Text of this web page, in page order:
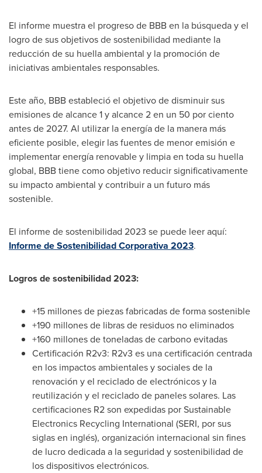
El informe muestra el progreso de BBB en la búsqueda y el
logro de sus objetivos de sostenibilidad mediante la
reducción de su huella ambiental y la promoción de
iniciativas ambientales responsables.
Este año, BBB estableció el objetivo de disminuir sus
emisiones de alcance 1 y alcance 2 en un 50 por ciento
antes de 2027. Al utilizar la energía de la manera más
eficiente posible, elegir las fuentes de menor emisión e
implementar energía renovable y limpia en toda su huella
global, BBB tiene como objetivo reducir significativamente
su impacto ambiental y contribuir a un futuro más
sostenible.
El informe de sostenibilidad 2023 se puede leer aquí:
Informe de Sostenibilidad Corporativa 2023.
Logros de sostenibilidad 2023:
+15 millones de piezas fabricadas de forma sostenible
+190 millones de libras de residuos no eliminados
+160 millones de toneladas de carbono evitadas
Certificación R2v3: R2v3 es una certificación centrada
en los impactos ambientales y sociales de la
renovación y el reciclado de electrónicos y la
reutilización y el reciclado de paneles solares. Las
certificaciones R2 son expedidas por Sustainable
Electronics Recycling International (SERI, por sus
siglas en inglés), organización internacional sin fines
de lucro dedicada a la seguridad y sostenibilidad de
los dispositivos electrónicos.